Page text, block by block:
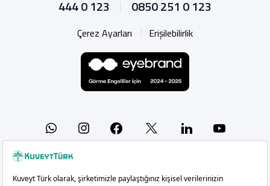
444 0 123 0850 251 0 123
Çerez Ayarları Erişilebilirlik
WhatsappInstagramFacebook Linkedin